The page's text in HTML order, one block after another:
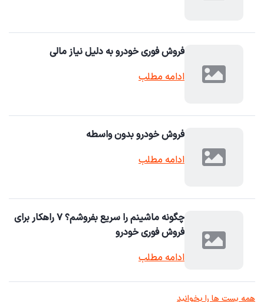
فروش فوری خودرو به دلیل نیاز مالی
ادامه مطلب
فروش خودرو بدون واسطه
ادامه مطلب
چگونه ماشینم را سریع بفروشم؟ ۷ راهکار برای
فروش فوری خودرو
ادامه مطلب
همه پست ها را بخوانید